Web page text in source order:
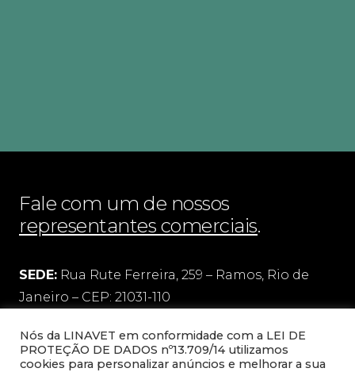
Fale com um de nossos
representantes comerciais.
SEDE: Rua Rute Ferreira, 259 – Ramos, Rio de
Janeiro – CEP: 21031-110
FILIAL: Rua Pedro Victorino Alves, 75 – quadra 5
– lote 95
Nós da LINAVET em conformidade com a LEI DE
PROTEÇÃO DE DADOS nº13.709/14 utilizamos
cookies para personalizar anúncios e melhorar a sua